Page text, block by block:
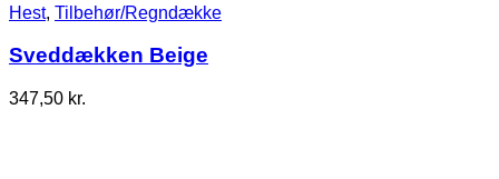
Hest, Tilbehør/Regndække
Sveddækken Beige
347,50 kr.